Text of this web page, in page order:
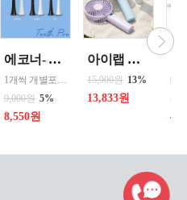
에코너- MS2 티스프로 음파 전동칫솔모 1입 단품 *3개 / 색상선택 화이트 블랙 선택
1개씩 개별포장되어있고 3개 단위로 판매중입니다
9,000원 5%
8,550원
아이랩 클래식 LED 팬 2026년신형 3단계바람조절 LED 무선 테이블가능
15,900원 13%
13,833원